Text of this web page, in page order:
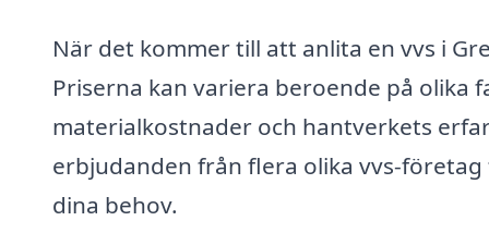
När det kommer till att anlita en vvs i
Priserna kan variera beroende på
materialkostnader och hantverkets
erbjudanden från flera olika vvs-
dina behov.